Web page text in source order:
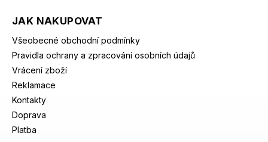
JAK NAKUPOVAT
Všeobecné obchodní podmínky
Pravidla ochrany a zpracování osobních údajů
Vrácení zboží
Reklamace
Kontakty
Doprava
Platba